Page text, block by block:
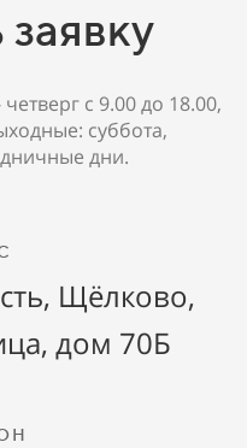
с 9.00 до 18.00,
суббота,
дни.
Щёлково,
дом 70Б